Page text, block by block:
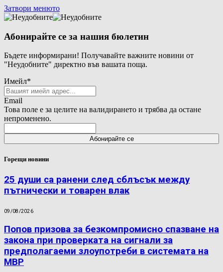
Затвори менюто
Абонирайте се за нашия бюлетин
Бъдете информирани! Получавайте важните новини от
"Неудобните" директно във вашата поща.
Имейл*
Email
Това поле е за целите на валидирането и трябва да остане
непроменено.
Горещи новини
25 души са ранени след сблъсък между
пътнически и товарен влак
09/08/2026
Попов призова за безкомпромисно спазване на
закона при проверката на сигнали за
предполагаеми злоупотреби в системата на
МВР